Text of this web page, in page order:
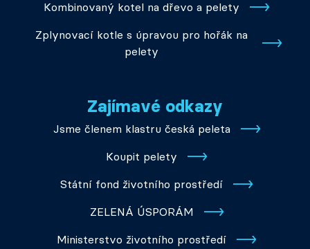
Kombinovaný kotel na dřevo a pelety
Zplynovací kotle s úpravou pro hořák na
pelety
Zajímavé odkazy
Jsme členem klastru česká peleta
Koupit pelety
Státní fond životního prostředí
ZELENÁ ÚSPORÁM
Ministerstvo životního prostředí